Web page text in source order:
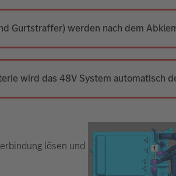
Gurtstraffer) werden nach dem
wird das 48V System automatisch
lösen und